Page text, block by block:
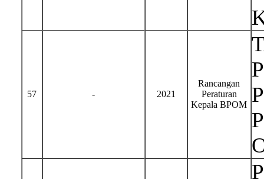
57 - 2021
Rancangan
Peraturan
Kepala BPOM